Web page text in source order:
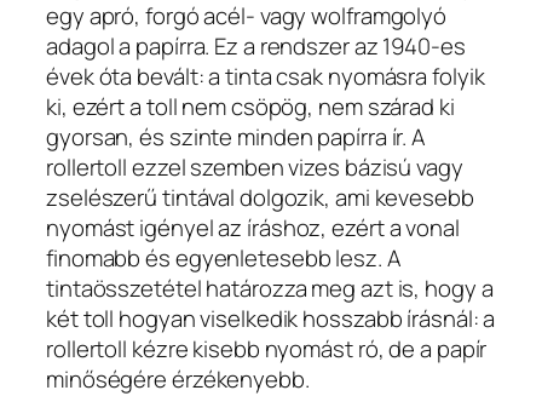
egy apró, forgó acél- vagy wolframgolyó
adagol a papírra. Ez a rendszer az 1940-es
évek óta bevált: a tinta csak nyomásra folyik
ki, ezért a toll nem csöpög, nem szárad ki
gyorsan, és szinte minden papírra ír. A
rollertoll ezzel szemben vizes bázisú vagy
zselészerű tintával dolgozik, ami kevesebb
nyomást igényel az íráshoz, ezért a vonal
finomabb és egyenletesebb lesz. A
tintaösszetétel határozza meg azt is, hogy a
két toll hogyan viselkedik hosszabb írásnál: a
rollertoll kézre kisebb nyomást ró, de a papír
minőségére érzékenyebb.